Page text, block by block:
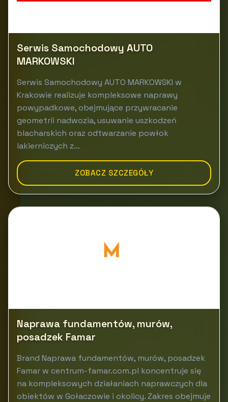
Serwis Samochodowy AUTO
MARKOWSKI
Serwis Samochodowy AUTO MARKOWSKI w
Krakowie realizuje kompleksowe naprawy
powypadkowe, obejmujące przywracanie
geometrii nadwozia, usuwanie uszkodzeń
blacharskich oraz odtwarzanie powłok
lakierniczych z...
ZOBACZ SZCZEGÓŁY
Naprawa fundamentów, murów,
posadzek Famar
Brand Naprawa fundamentów, murów, posadzek
Famar w centrum-famar.com.pl koncentruje się
na kompleksowych działaniach naprawczych dla
obiektów w Gołaczowie i okolicy. Zakres obejmuje